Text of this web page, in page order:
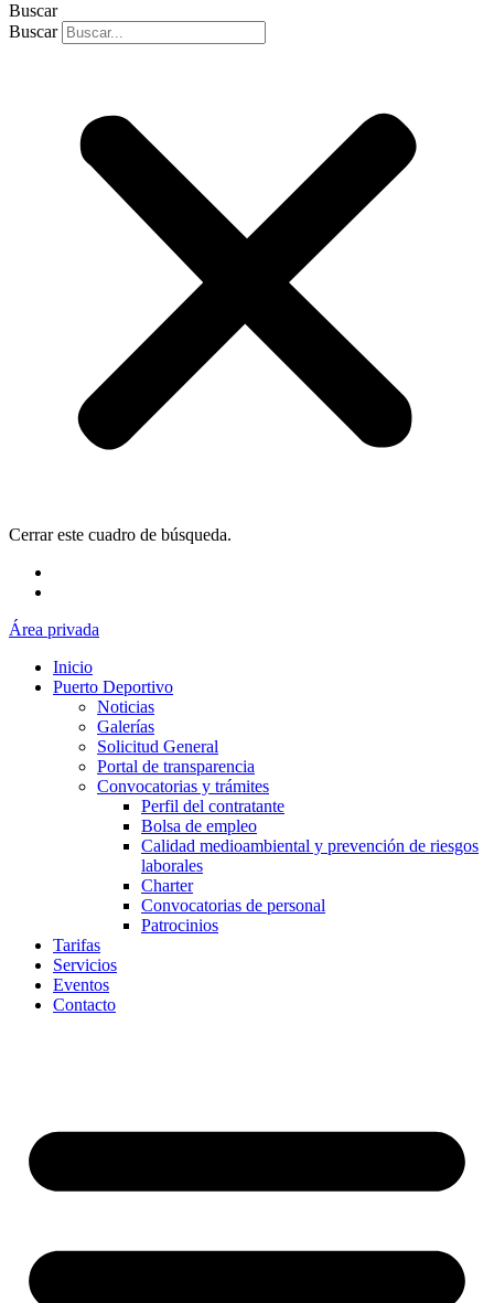
Buscar
Buscar
Cerrar este cuadro de búsqueda.
Área privada
Inicio
Puerto Deportivo
Noticias
Galerías
Solicitud General
Portal de transparencia
Convocatorias y trámites
Perfil del contratante
Bolsa de empleo
Calidad medioambiental y prevención de riesgos
laborales
Charter
Convocatorias de personal
Patrocinios
Tarifas
Servicios
Eventos
Contacto